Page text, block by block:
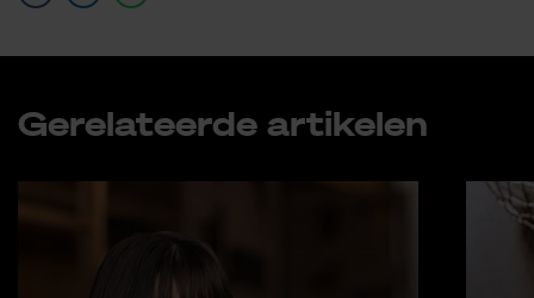
Ge­re­la­teer­de ar­ti­ke­len